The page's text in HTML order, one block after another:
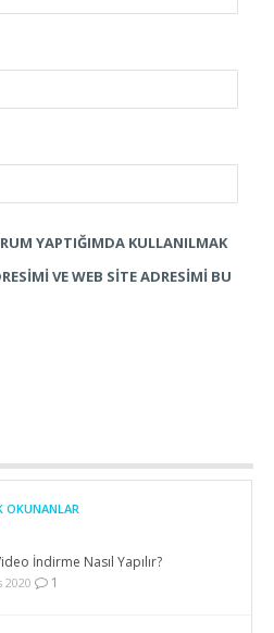
YAPTIĞIMDA KULLANILMAK
VE WEB SITE ADRESIMI BU
OKUNANLAR
İndirme Nasıl Yapılır?
2020 1